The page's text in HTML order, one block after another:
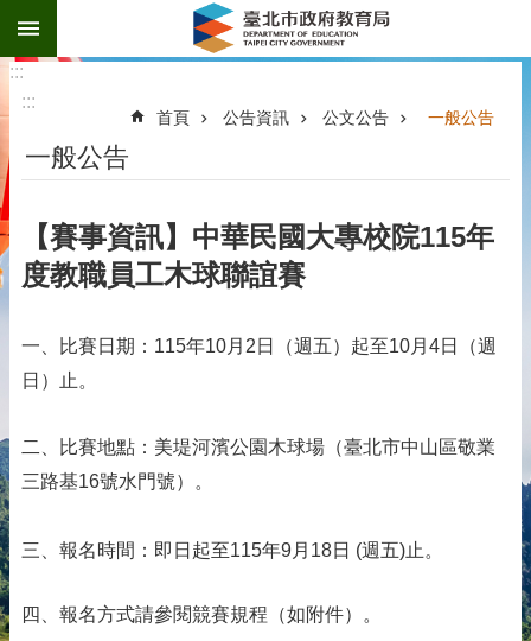
跳到主要內容區塊
:::
:::
首頁 公告資訊 公文公告 一般公告
一般公告
【賽事資訊】中華民國大專校院115年
度教職員工木球聯誼賽
一、比賽日期：115年10月2日（週五）起至10月4日（週
日）止。
二、比賽地點：美堤河濱公園木球場（臺北市中山區敬業
三路基16號水門號）。
三、報名時間：即日起至115年9月18日 (週五)止。
四、報名方式請參閱競賽規程（如附件）。